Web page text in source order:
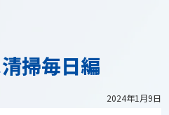
掃毎日編
2024年1月9日